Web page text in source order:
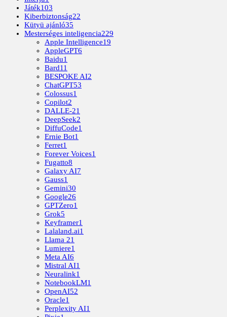
Játék103
Kiberbiztonság22
Kütyü ajánló35
Mesterséges inteligencia229
Apple Intelligence19
AppleGPT6
Baidu1
Bard11
BESPOKE AI2
ChatGPT53
Colossus1
Copilot2
DALLE-21
DeepSeek2
DiffuCode1
Ernie Bot1
Ferret1
Forever Voices1
Fugatto8
Galaxy AI7
Gauss1
Gemini30
Google26
GPTZero1
Grok5
Keyframer1
Lalaland.ai1
Llama 21
Lumiere1
Meta AI6
Mistral AI1
Neuralink1
NotebookLM1
OpenAI52
Oracle1
Perplexity AI1